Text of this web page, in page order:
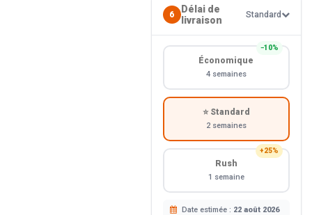
6
Délai de
livraison
Standard
−10%
Économique
4 semaines
⭐ Standard
2 semaines
+25%
Rush
1 semaine
Date estimée : 22 août 2026